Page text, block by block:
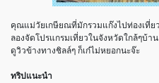
คุณแม่วัยเกษียณที่มักรวมแก๊งไปท่องเที่ย
ลองจัดโปรแกรมเที่ยวในจังหวัดใกล้ๆบ้
ดูวิวข้างทางชิลล์ๆ ก็เก๋ไม่หยอกนะจ๊ะ
ทริปแนะนำ